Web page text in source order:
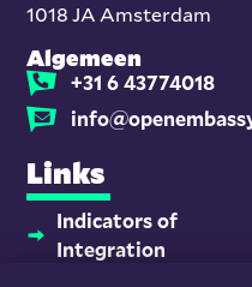
1018 JA Amsterdam
Algemeen
+31 6 43774018
Links
Indicators of
Integration